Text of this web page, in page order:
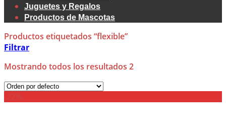
Juguetes y Regalos
Productos de Mascotas
Productos etiquetados “flexible”
Filtrar
Mostrando todos los resultados 2